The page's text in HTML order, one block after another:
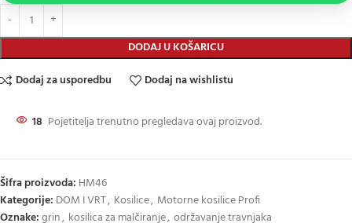
DODAJ U KOŠARICU
Dodaj za usporedbu Dodaj na wishlistu
18 Pojetitelja trenutno pregledava ovaj proizvod.
Šifra proizvoda: HM46
Kategorije: DOM I VRT, Kosilice, Motorne kosilice Profi
Oznake:grin, kosilica za malčiranje, održavanje travnjaka